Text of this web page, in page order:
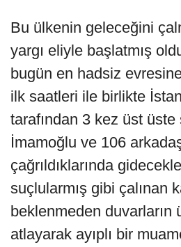
Bu ülkenin geleceğini
yargı eliyle başlatmış
bugün en hadsiz
ilk saatleri ile birlikte
tarafından 3 kez üst
İmamoğlu ve 106
çağrıldıklarında
suçlularmış gibi çalınan
beklenmeden duvarların
atlayarak ayıplı bir